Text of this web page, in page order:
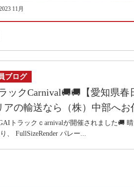
11月
ブログ
ックCarnival🚚🚚【愛知県
の輸送なら（株）中部へお
トラックｃarnivalが開催されました🚚
、 FullSizeRender パレー...